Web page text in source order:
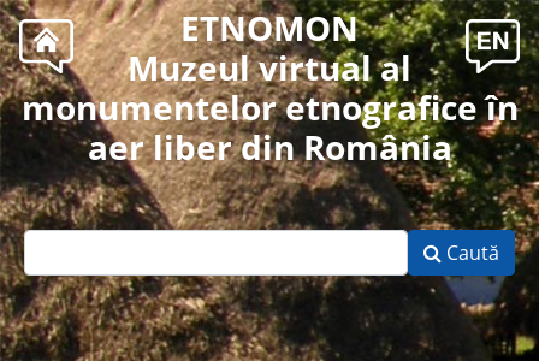
ETNOMON
Muzeul virtual al
monumentelor etnografice în
aer liber din România
Caută